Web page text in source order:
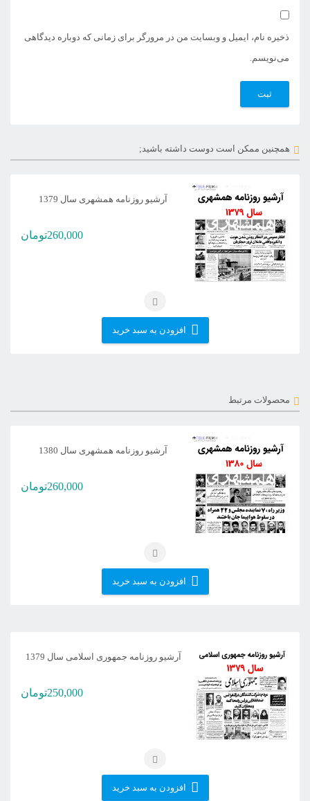
ذخیره نام، ایمیل و وبسایت من در مرورگر برای زمانی که دوباره دیدگاهی
می‌نویسم.
همچنین ممکن است دوست داشته باشید;
آرشیو روزنامه همشهری سال 1379
260,000تومان
افزودن به سبد خرید
محصولات مرتبط
آرشیو روزنامه همشهری سال 1380
260,000تومان
افزودن به سبد خرید
آرشیو روزنامه جمهوری اسلامی سال 1379
250,000تومان
افزودن به سبد خرید